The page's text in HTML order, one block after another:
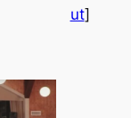
ut]